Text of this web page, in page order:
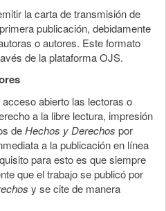
la carta de transmisión de
publicación, debidamente
o autores. Este formato
de la plataforma OJS.
abierto las lectoras o
a la libre lectura, impresión
deHechos y Derechos por
a la publicación en línea
para esto es que siempre
que el trabajo se publicó por
y se cite de manera